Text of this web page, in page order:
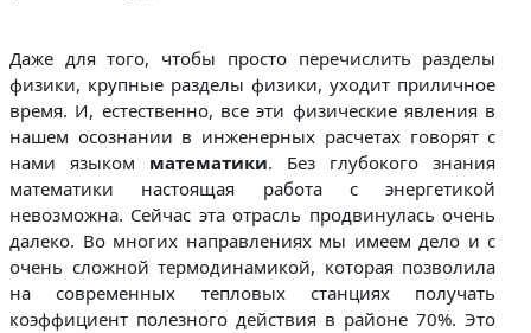
Даже для того, чтобы просто перечислить разделы
физики, крупные разделы физики, уходит приличное
время. И, естественно, все эти физические явления в
нашем осознании в инженерных расчетах говорят с
нами языком математики. Без глубокого знания
математики настоящая работа с энергетикой
невозможна. Сейчас эта отрасль продвинулась очень
далеко. Во многих направлениях мы имеем дело и с
очень сложной термодинамикой, которая позволила
на современных тепловых станциях получать
коэффициент полезного действия в районе 70%. Это